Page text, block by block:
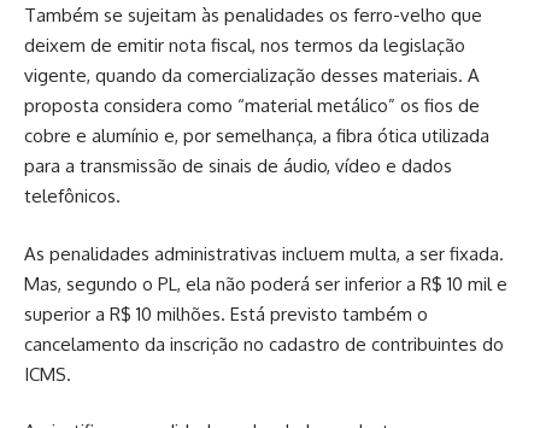
Também se sujeitam às penalidades os ferro-velho que
deixem de emitir nota fiscal, nos termos da legislação
vigente, quando da comercialização desses materiais. A
proposta considera como “material metálico” os fios de
cobre e alumínio e, por semelhança, a fibra ótica utilizada
para a transmissão de sinais de áudio, vídeo e dados
telefônicos.
As penalidades administrativas incluem multa, a ser fixada.
Mas, segundo o PL, ela não poderá ser inferior a R$ 10 mil e
superior a R$ 10 milhões. Está previsto também o
cancelamento da inscrição no cadastro de contribuintes do
ICMS.